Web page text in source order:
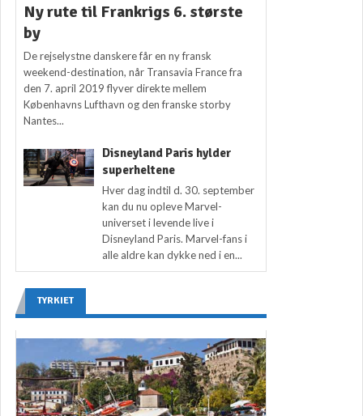
Ny rute til Frankrigs 6. største
by
De rejselystne danskere får en ny fransk
weekend-destination, når Transavia France fra
den 7. april 2019 flyver direkte mellem
Københavns Lufthavn og den franske storby
Nantes...
Disneyland Paris hylder
superheltene
Hver dag indtil d. 30. september
kan du nu opleve Marvel-
universet i levende live i
Disneyland Paris. Marvel-fans i
alle aldre kan dykke ned i en...
TYRKIET